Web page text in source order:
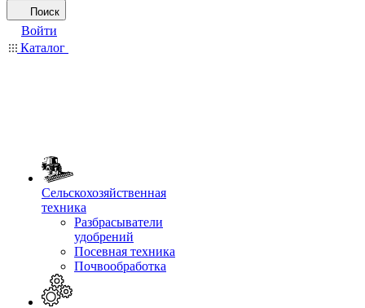
Поиск
Войти
Каталог
Сельскохозяйственная
техника
Разбрасыватели
удобрений
Посевная техника
Почвообработка